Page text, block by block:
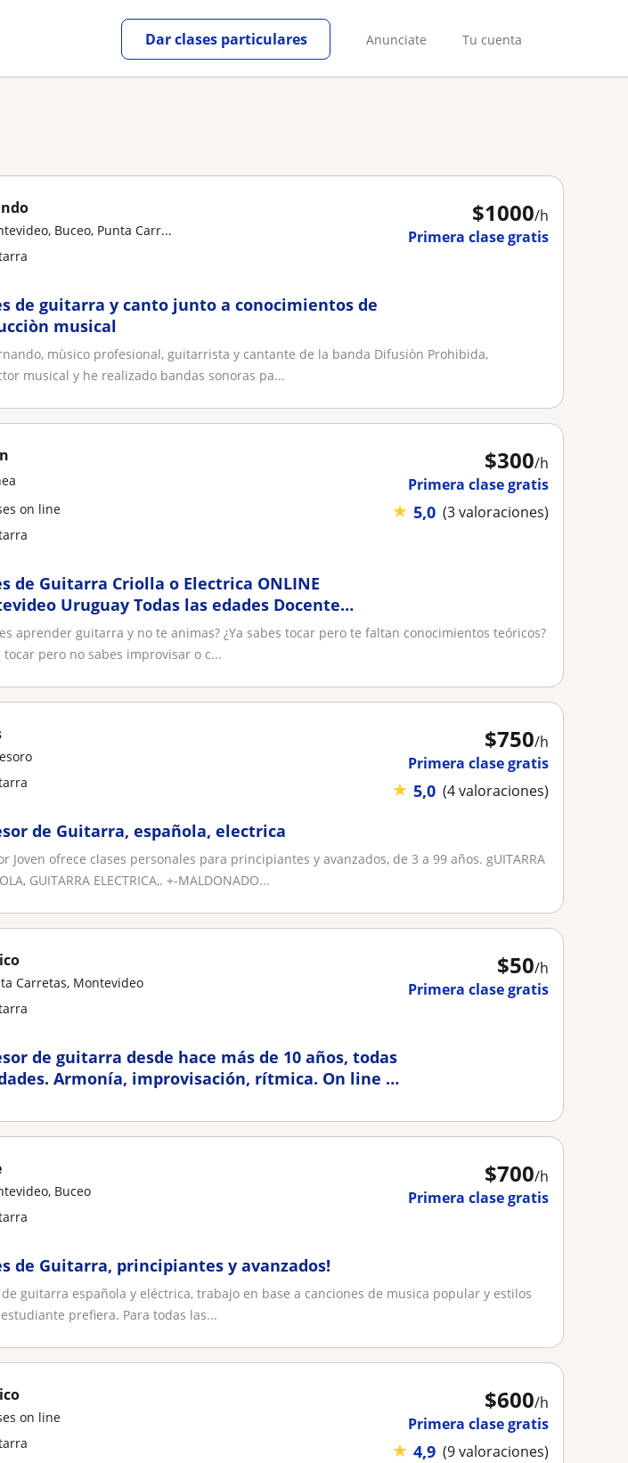
Anunciate Tu cuenta
Dar clases particulares
$1000/h
Primera clase gratis
Buceo, Punta Carr...
de guitarra y canto junto a conocimientos de
musical
mùsico profesional, guitarrista y cantante de la banda Difusiòn Prohibida,
musical y he realizado bandas sonoras pa...
$300/h
Primera clase gratis
★ 5,0 (3 valoraciones)
on line
de Guitarra Criolla o Electrica ONLINE
Uruguay Todas las edades Docente
aprender guitarra y no te animas? ¿Ya sabes tocar pero te faltan conocimientos teóricos?
tocar pero no sabes improvisar o c...
$750/h
Primera clase gratis
★ 5,0 (4 valoraciones)
de Guitarra, española, electrica
Joven ofrece clases personales para principiantes y avanzados, de 3 a 99 años. gUITARRA
GUITARRA ELECTRICA,. +-MALDONADO...
$50/h
Primera clase gratis
Carretas, Montevideo
de guitarra desde hace más de 10 años, todas
Armonía, improvisación, rítmica. On line o
$700/h
Primera clase gratis
Buceo
de Guitarra, principiantes y avanzados!
de guitarra española y eléctrica, trabajo en base a canciones de musica popular y estilos
prefiera. Para todas las...
$600/h
Primera clase gratis
★ 4,9 (9 valoraciones)
on line